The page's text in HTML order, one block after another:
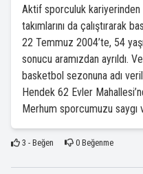
Aktif sporculuk kariyerinden
takımlarını da çalıştırarak
22 Temmuz 2004’te, 54
sonucu aramızdan ayrıldı.
basketbol sezonuna adı
Hendek 62 Evler
Merhum sporcumuzu saygı
3 - Beğen 0Beğenme